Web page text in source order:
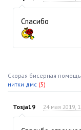
Спасибо
Скорая бисерная помощь
нитки дмс (5)
Tosja19 24 мая 2019,